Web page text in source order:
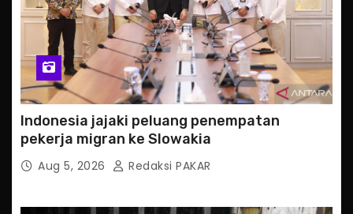
Indonesia jajaki peluang penempatan
pekerja migran ke Slowakia
Aug 5, 2026 Redaksi PAKAR